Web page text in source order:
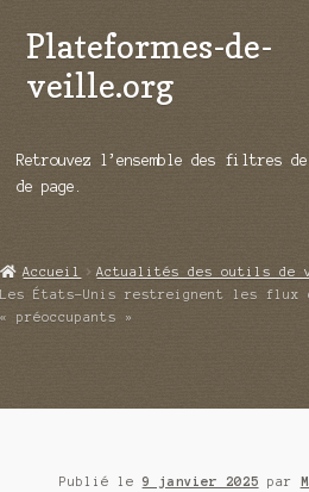
Aller
à
la
Aller
au
contenu
Plateformes-de-
veille.org
Répertoire d’ouitils
Démos vidéos
Qui sommes-nous ?
Retrouvez l’ensemble des filtres de
de page.
Accueil Actualités des outils de
Les États-Unis restreignent les flux
« préoccupants »
Publié le 9 janvier 2025 par